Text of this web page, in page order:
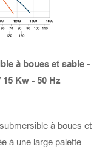
à boues et sable -
Kw - 50 Hz
à boues et
à une large palette